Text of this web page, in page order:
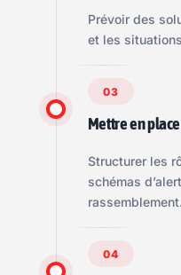
Prévoir des
et les
03
Mettre en
Structurer les
schémas
rassemblement.
04